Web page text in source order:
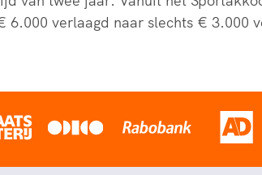
verlaagd naar slechts € 3.000